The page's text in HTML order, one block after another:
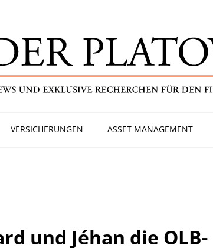
VERSICHERUNGEN ASSET MANAGEMENT
und Jéhan die OLB-